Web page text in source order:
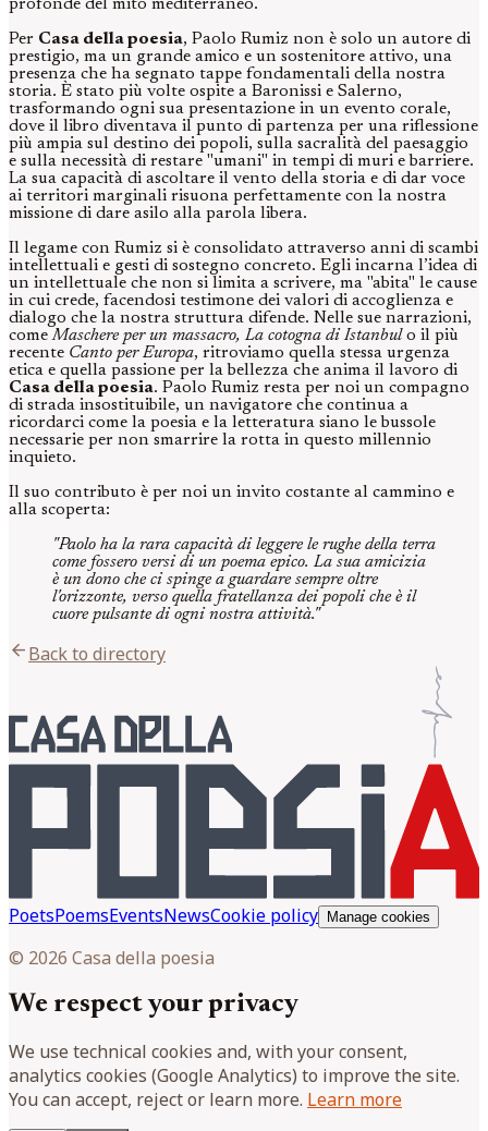
profonde del mito mediterraneo.
Per Casa della poesia, Paolo Rumiz non è solo un autore di
prestigio, ma un grande amico e un sostenitore attivo, una
presenza che ha segnato tappe fondamentali della nostra
storia. È stato più volte ospite a Baronissi e Salerno,
trasformando ogni sua presentazione in un evento corale,
dove il libro diventava il punto di partenza per una riflessione
più ampia sul destino dei popoli, sulla sacralità del paesaggio
e sulla necessità di restare "umani" in tempi di muri e barriere.
La sua capacità di ascoltare il vento della storia e di dar voce
ai territori marginali risuona perfettamente con la nostra
missione di dare asilo alla parola libera.
Il legame con Rumiz si è consolidato attraverso anni di scambi
intellettuali e gesti di sostegno concreto. Egli incarna l’idea di
un intellettuale che non si limita a scrivere, ma "abita" le cause
in cui crede, facendosi testimone dei valori di accoglienza e
dialogo che la nostra struttura difende. Nelle sue narrazioni,
comeMaschere per un massacro, La cotogna di Istanbulo il più
recente Canto per Europa, ritroviamo quella stessa urgenza
etica e quella passione per la bellezza che anima il lavoro di
Casa della poesia. Paolo Rumiz resta per noi un compagno
di strada insostituibile, un navigatore che continua a
ricordarci come la poesia e la letteratura siano le bussole
necessarie per non smarrire la rotta in questo millennio
inquieto.
Il suo contributo è per noi un invito costante al cammino e
alla scoperta:
"Paolo ha la rara capacità di leggere le rughe della terra
come fossero versi di un poema epico. La sua amicizia
è un dono che ci spinge a guardare sempre oltre
l'orizzonte, verso quella fratellanza dei popoli che è il
cuore pulsante di ogni nostra attività."
arrow_backBack to directory
PoetsPoemsEventsNewsCookie policy Manage cookies
© 2026 Casa della poesia
We respect your privacy
We use technical cookies and, with your consent,
analytics cookies (Google Analytics) to improve the site.
You can accept, reject or learn more. Learn more